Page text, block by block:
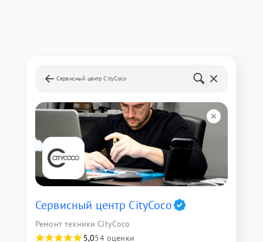
Сервисный центр CityCoco
Сервисный центр CityCoco
Ремонт техники CityCoco
5,054 оценки